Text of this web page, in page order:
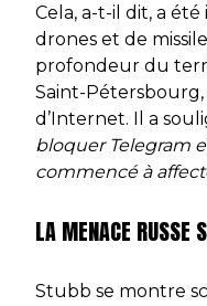
Cela, a-t-il dit, a
drones et de
profondeur du
Saint-Pétersbourg,
d’Internet. Il a
bloquer Telegram
commencé à
LA MENACE RUSSE
Stubb se montre